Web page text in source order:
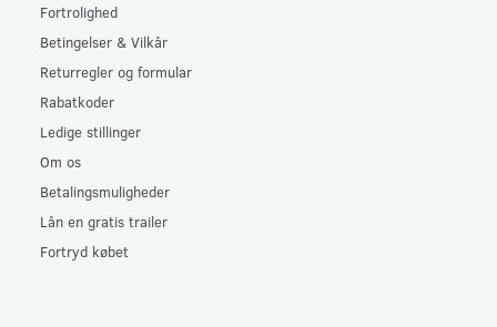
Fortrolighed
Betingelser & Vilkår
Returregler og formular
Rabatkoder
Ledige stillinger
Om os
Betalingsmuligheder
Lån en gratis trailer
Fortryd købet